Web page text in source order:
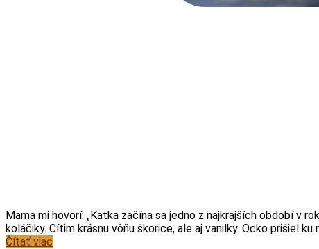
Mama mi hovorí: „Katka začína sa jedno z najkrajších období v
koláčiky. Cítim krásnu vôňu škorice, ale aj vanilky. Ocko prišiel
Čítať viac